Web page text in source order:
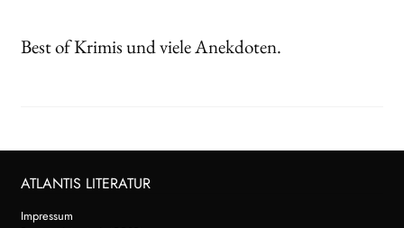
LESUNGEN
HANDEL
NEWSLETTER
Best of Krimis und viele Anekdoten.
ATLANTIS LITERATUR
Impressum